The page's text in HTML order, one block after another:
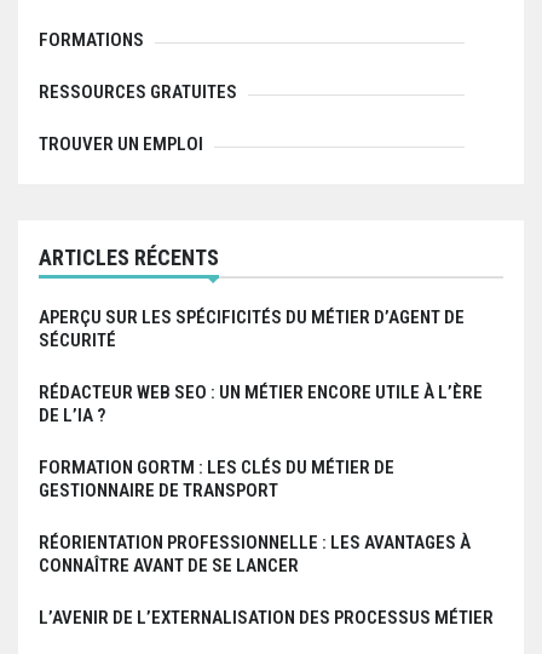
e
l
’
t
i
c
l
FORMATIONS
RESSOURCES GRATUITES
TROUVER UN EMPLOI
ARTICLES RÉCENTS
APERÇU SUR LES SPÉCIFICITÉS DU MÉTIER D’AGENT DE
SÉCURITÉ
RÉDACTEUR WEB SEO : UN MÉTIER ENCORE UTILE À L’ÈRE
DE L’IA ?
FORMATION GORTM : LES CLÉS DU MÉTIER DE
GESTIONNAIRE DE TRANSPORT
RÉORIENTATION PROFESSIONNELLE : LES AVANTAGES À
CONNAÎTRE AVANT DE SE LANCER
L’AVENIR DE L’EXTERNALISATION DES PROCESSUS MÉTIER